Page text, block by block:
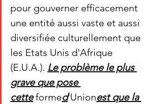
pour gouverner efficacement
une entité aussi vaste et aussi
diversifiée culturellement que
les Etats Unis d'Afrique
(E.U.A.). Le problème le plus
grave que pose
cette formed'Unionest que la